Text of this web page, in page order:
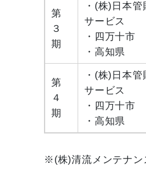
第
３
期
・(株) 日本管
サービス
・四万十市
・高知県
第
４
期
・(株) 日本管
サービス
・四万十市
・高知県
※(株)清流メンテナン